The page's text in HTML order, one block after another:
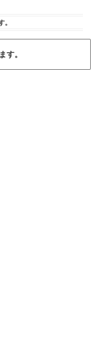
。
す。